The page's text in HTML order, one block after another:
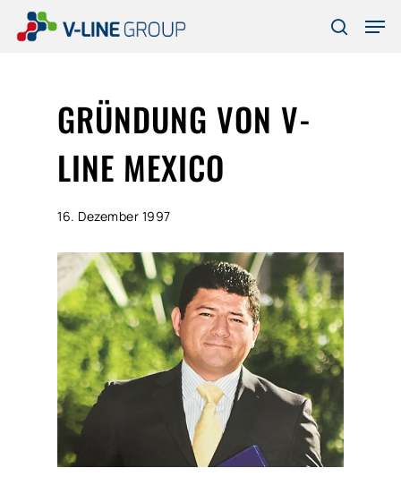
search
GRÜNDUNG VON V-
LINE MEXICO
16. Dezember 1997